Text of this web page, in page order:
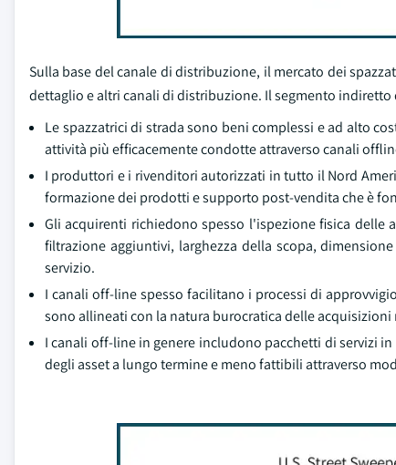
Sulla base del canale di distribuzione, il mercato dei
dettaglio e altri canali di distribuzione. Il segmento indiretto
Le spazzatrici di strada sono beni complessi e ad alto
attività più efficacemente condotte attraverso canali
I produttori e i rivenditori autorizzati in tutto il Nord
formazione dei prodotti e supporto post-vendita che è
Gli acquirenti richiedono spesso l'ispezione fisica delle
filtrazione aggiuntivi, larghezza della scopa,
servizio.
I canali off-line spesso facilitano i processi di
sono allineati con la natura burocratica delle
I canali off-line in genere includono pacchetti di servizi
degli asset a lungo termine e meno fattibili attraverso